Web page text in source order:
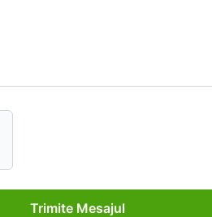
Trimite Mesajul